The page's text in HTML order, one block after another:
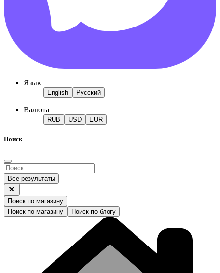
Язык
English Русский
Валюта
RUB USD EUR
Поиск
Все результаты
Поиск по магазину
Поиск по магазину
Поиск по блогу